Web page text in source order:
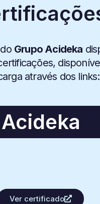
Grupo Acideka
através dos links:
Acideka
Ver certificado